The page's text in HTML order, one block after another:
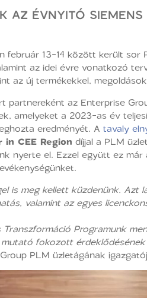
AZ ÉVNYITÓ
február 13-14 között került
az idei évre vonatkozó
az új termékekkel,
partnereként az Enterprise
amelyeket a 2023-as év
eredményét. A tavaly
in CEE Region díjjal a PLM
nyerte el. Ezzel együtt ez már
is meg kellett küzdenünk.
valamint az egyes
Programunk
fokozott
PLM üzletágának